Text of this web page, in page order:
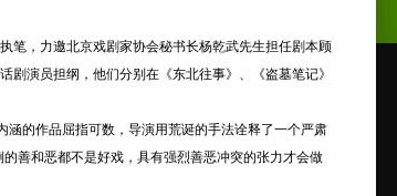
，力邀北京戏剧家协会秘书长杨乾武先生担任剧本顾
演员担纲，他们分别在《东北往事》、《盗墓笔记》
的作品屈指可数，导演用荒诞的手法诠释了一个严肃
善和恶都不是好戏，具有强烈善恶冲突的张力才会做